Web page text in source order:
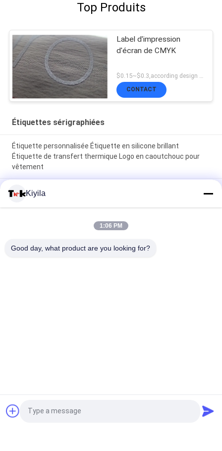
Top Produits
Label d'impression
d'écran de CMYK
CONTACT
Étiquettes sérigraphiées
Étiquette personnalisée Étiquette en silicone brillant
Étiquette de transfert thermique Logo en caoutchouc pour
vêtement
Logo de marque personnalisé Étiquette de vente Étiquette de
vêtements Étiquette d'impression sur écran Logo tissé
Étiquette
Étiquette personnalisée de silicone 3D Logo brillant Étiquette
de vêtements
Labels Tissés
D'habillement
Demandez un devis
Kiyila
1:06 PM
Good day, what product are you looking for?